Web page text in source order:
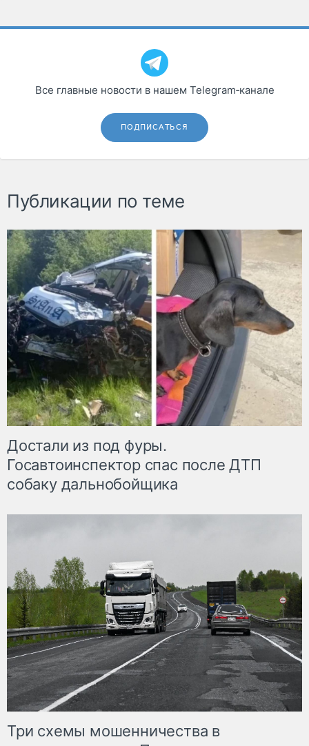
Все главные новости в нашем Telegram‑канале
ПОДПИСАТЬСЯ
Публикации по теме
Достали из под фуры.
Госавтоинспектор спас после ДТП
собаку дальнобойщика
Три схемы мошенничества в